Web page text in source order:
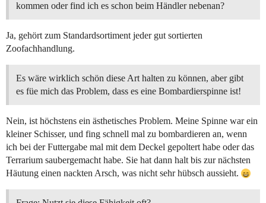
kommen oder find ich es schon beim Händler nebenan?
Ja, gehört zum Standardsortiment jeder gut sortierten
Zoofachhandlung.
Es wäre wirklich schön diese Art halten zu können, aber gibt
es füe mich das Problem, dass es eine Bombardierspinne ist!
Nein, ist höchstens ein ästhetisches Problem. Meine Spinne war ein
kleiner Schisser, und fing schnell mal zu bombardieren an, wenn
ich bei der Futtergabe mal mit dem Deckel gepoltert habe oder das
Terrarium saubergemacht habe. Sie hat dann halt bis zur nächsten
Häutung einen nackten Arsch, was nicht sehr hübsch aussieht.